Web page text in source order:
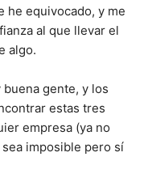
he equivocado, y me
al que llevar el
algo.
gente, y los
estas tres
empresa (ya no
imposible pero sí